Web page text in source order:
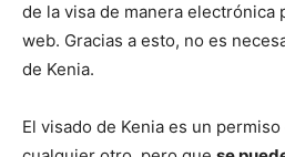
de la visa de manera electrónica
web. Gracias a esto, no es
de Kenia.
El visado de Kenia es un